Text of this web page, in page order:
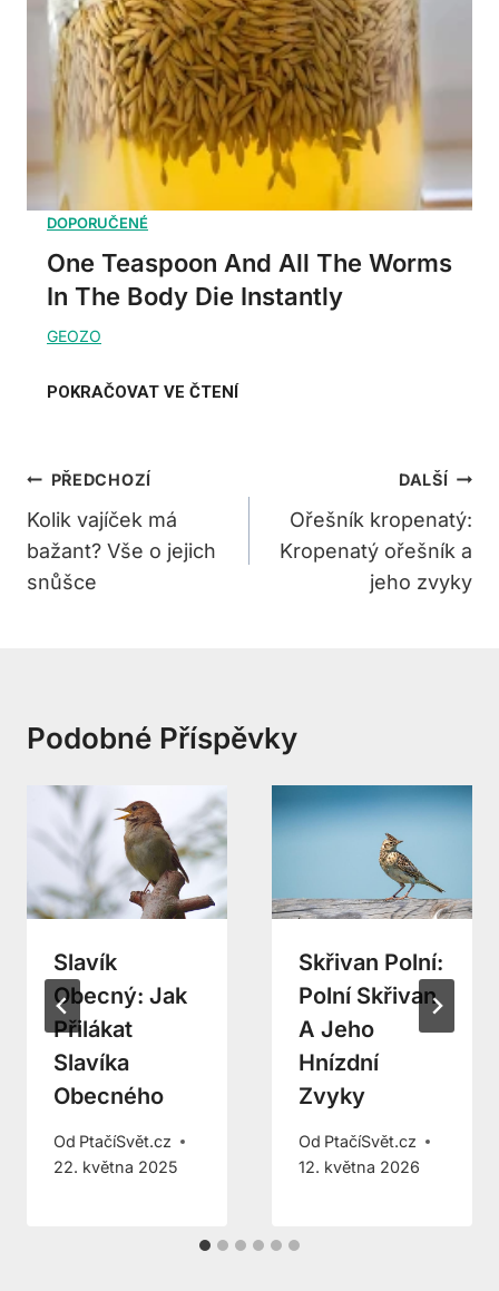
One Teaspoon And All The Worms
In The Body Die Instantly
Navigace
Pro
Příspěvek
PŘEDCHOZÍ
Kolik vajíček má
bažant? Vše o jejich
snůšce
DALŠÍ
Ořešník kropenatý:
Kropenatý ořešník a
jeho zvyky
Podobné Příspěvky
Slavík
Obecný: Jak
Přilákat
Slavíka
Obecného
Od PtačíSvět.cz
22. května 2025
Skřivan Polní:
Polní Skřivan
A Jeho
Hnízdní
Zvyky
Od PtačíSvět.cz
12. května 2026